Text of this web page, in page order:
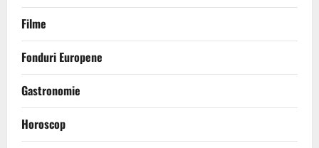
Filme
Fonduri Europene
Gastronomie
Horoscop